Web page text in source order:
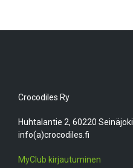
Crocodiles Ry
Huhtalantie 2, 60220 Seinäjoki
info(a)crocodiles.fi
MyClub kirjautuminen